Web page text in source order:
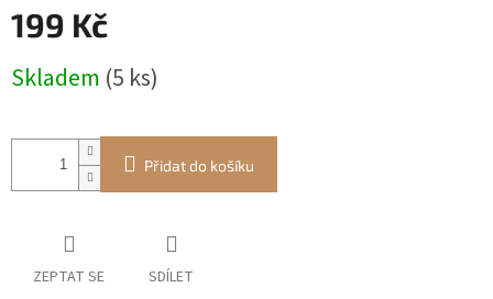
199 Kč
cena:
Skladem (5 ks)
Přidat do košíku
ZEPTAT SE SDÍLET